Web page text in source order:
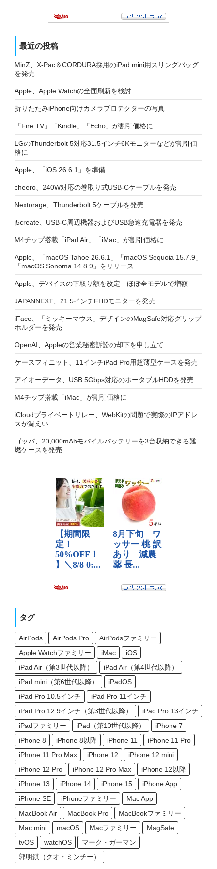
最近の投稿
MinZ、X-Pac＆CORDURA採用のiPad mini用スリングバッグ
を発売
Apple、Apple Watchの全面刷新を検討
折りたたみiPhone向けカメラプロテクターの写真
「Fire TV」「Kindle」「Echo」が割引価格に
LGのThunderbolt 5対応31.5インチ6Kモニターなどが割引価
格に
Apple、「iOS 26.6.1」を準備
cheero、240W対応の巻取り式USB-Cケーブルを発売
Nextorage、Thunderbolt 5ケーブルを発売
j5create、USB-C周辺機器およびUSB急速充電器を発売
M4チップ搭載「iPad Air」「iMac」が割引価格に
Apple、「macOS Tahoe 26.6.1」「macOS Sequoia 15.7.9」
「macOS Sonoma 14.8.9」をリリース
Apple、デバイスの下取り額を改定 ほぼ全モデルで増額
JAPANNEXT、21.5インチFHDモニターを発売
iFace、「ミッキーマウス」デザインのMagSafe対応グリップ
ホルダーを発売
OpenAI、Appleの営業秘密訴訟の却下を申し立て
ケースフィニット、11インチiPad Pro用超薄型ケースを発売
アイオーデータ、USB 5Gbps対応のポータブルHDDを発売
M4チップ搭載「iMac」が割引価格に
iCloudプライベートリレー、WebKitの問題で実際のIPアドレ
スが漏えい
ゴッパ、20,000mAhモバイルバッテリーを3台収納できる難
燃ケースを発売
タグ
AirPods AirPods Pro
AirPodsファミリー
Apple Watchファミリー
iMac
iOS
iPad Air（第3世代以降）
iPad Air（第4世代以降）
iPad mini（第6世代以降）
iPadOS
iPad Pro 10.5インチ
iPad Pro 11インチ
iPad Pro 12.9インチ（第3世代以降）
iPad Pro 13インチ
iPadファミリー
iPad（第10世代以降）
iPhone 7
iPhone 8
iPhone 8以降 iPhone 11
iPhone 11 Pro
iPhone 11 Pro Max
iPhone 12
iPhone 12 mini
iPhone 12 Pro
iPhone 12 Pro Max
iPhone 12以降
iPhone 13
iPhone 14 iPhone 15
iPhone App
iPhone SE
iPhoneファミリー
Mac App
MacBook Air
MacBook Pro
MacBookファミリー
Mac mini
macOS Macファミリー
MagSafe
tvOS
watchOS
マーク・ガーマン
郭明錤（クオ・ミンチー）